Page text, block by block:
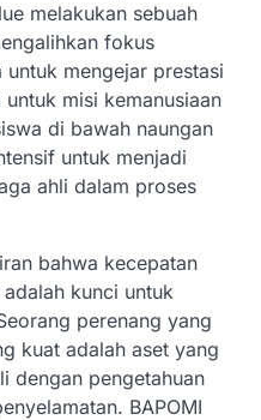
melakukan sebuah
fokus
mengejar prestasi
misi kemanusiaan
di bawah naungan
untuk menjadi
ahli dalam proses
bahwa kecepatan
kunci untuk
perenang yang
kuat adalah aset yang
dengan pengetahuan
BAPOMI